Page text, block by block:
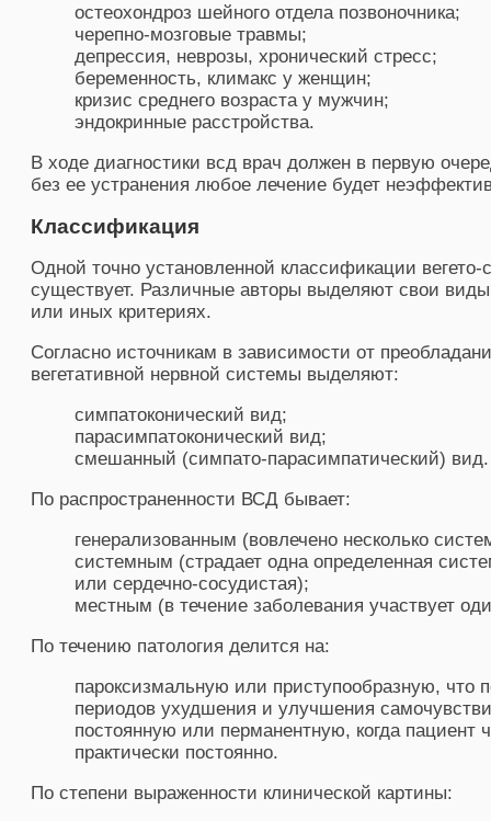
остеохондроз шейного отдела позвоночника;
черепно-мозговые травмы;
депрессия, неврозы, хронический стресс;
беременность, климакс у женщин;
кризис среднего возраста у мужчин;
эндокринные расстройства.
В ходе диагностики всд врач должен в первую
без ее устранения любое лечение будет
Классификация
Одной точно установленной классификации вегето-
существует. Различные авторы выделяют свои
или иных критериях.
Согласно источникам в зависимости от
вегетативной нервной системы выделяют:
симпатоконический вид;
парасимпатоконический вид;
смешанный (симпато-парасимпатический) вид.
По распространенности ВСД бывает:
генерализованным (вовлечено несколько
системным (страдает одна определенная
или сердечно-сосудистая);
местным (в течение заболевания участвует
По течению патология делится на:
пароксизмальную или приступообразную, что
периодов ухудшения и улучшения
постоянную или перманентную, когда пациент
практически постоянно.
По степени выраженности клинической картины: